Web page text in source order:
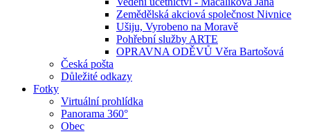
Zemědělská akciová společnost Nivnice
Ušiju, Vyrobeno na Moravě
Pohřební služby ARTE
OPRAVNA ODĚVŮ Věra Bartošová
Česká pošta
Důležité odkazy
Fotky
Virtuální prohlídka
Panorama 360°
Obec